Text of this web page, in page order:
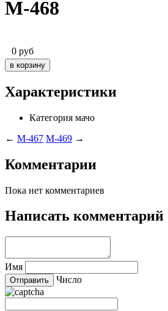
M-468
0 руб
Характеристики
Категория мачо
← M-467 M-469 →
Комментарии
Пока нет комментариев
Написать комментарий
Имя
Число